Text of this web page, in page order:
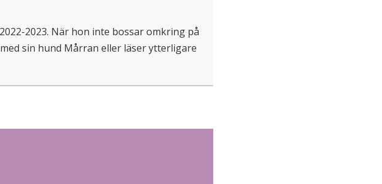
2023. När hon inte bossar omkring på
sin hund Mårran eller läser ytterligare